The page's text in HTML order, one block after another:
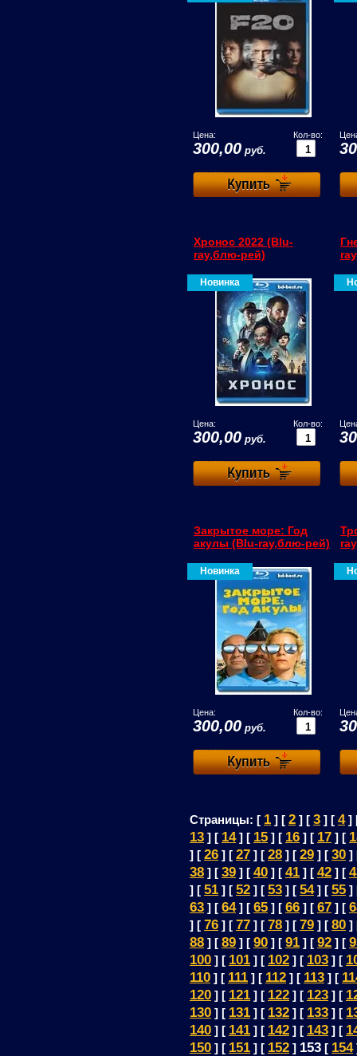
Цена:
300,00 руб.
Кол-во:
Хронос 2022 (Blu-
ray,блю-рей)
Новинка
Цена:
300,00 руб.
Кол-во:
Закрытое море: Год
акулы (Blu-ray,блю-рей)
Новинка
Цена:
300,00 руб.
Кол-во:
Страницы: [ 1 ] [ 2 ] [ 3 ] [ 4]
13 ] [ 14] [ 15 ] [ 16 ] [ 17 ] [
] [ 26 ] [ 27 ] [ 28 ] [ 29 ] [ 30 ]
38 ] [ 39 ] [ 40 ] [ 41 ] [ 42 ] [
] [ 51 ] [ 52 ] [ 53 ] [ 54] [ 55 ]
63 ] [ 64] [ 65 ] [ 66 ] [ 67 ] [
] [ 76 ] [ 77 ] [ 78 ] [ 79 ] [ 80 ]
88 ] [ 89 ] [ 90 ] [ 91 ] [ 92 ] [
100 ] [ 101 ] [ 102 ] [ 103 ] [
110 ] [ 111 ] [ 112 ] [ 113 ] [
120 ] [ 121 ] [ 122 ] [ 123 ] [
130 ] [ 131 ] [ 132 ] [ 133 ] [
140 ] [ 141 ] [ 142 ] [ 143 ] [
150 ] [ 151 ] [ 152 ] 153 [ 154